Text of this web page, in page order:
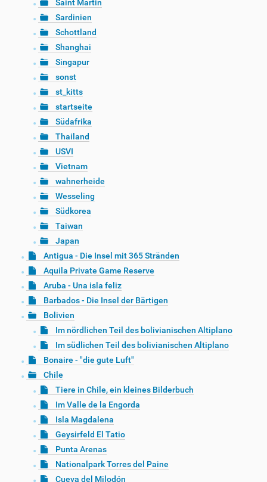
Saint Martin
Sardinien
Schottland
Shanghai
Singapur
sonst
st_kitts
startseite
Südafrika
Thailand
USVI
Vietnam
wahnerheide
Wesseling
Südkorea
Taiwan
Japan
Antigua - Die Insel mit 365 Stränden
Aquila Private Game Reserve
Aruba - Una isla feliz
Barbados - Die Insel der Bärtigen
Bolivien
Im nördlichen Teil des bolivianischen Altiplano
Im südlichen Teil des bolivianischen Altiplano
Bonaire - "die gute Luft"
Chile
Tiere in Chile, ein kleines Bilderbuch
Im Valle de la Engorda
Isla Magdalena
Geysirfeld El Tatio
Punta Arenas
Nationalpark Torres del Paine
Cueva del Milodón